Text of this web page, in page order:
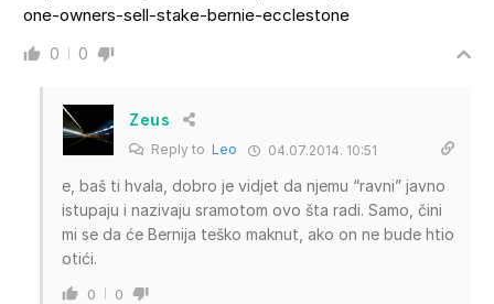
one-owners-sell-stake-bernie-ecclestone
0 0
Zeus
Reply to Leo 04.07.2014. 10:51
e, baš ti hvala, dobro je vidjet da njemu “ravni” javno
istupaju i nazivaju sramotom ovo šta radi. Samo, čini
mi se da će Bernija teško maknut, ako on ne bude htio
otići.
0 0